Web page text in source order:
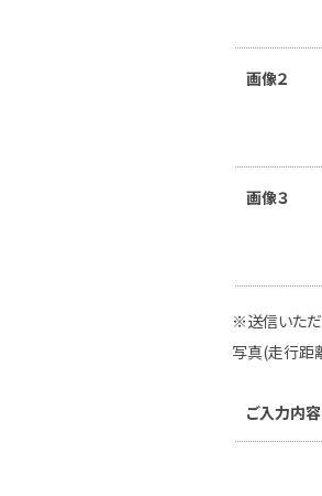
画像２
画像３
※送信いただ
写真(走行距
ご入力内